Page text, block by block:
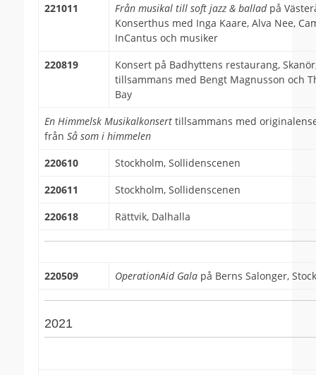
221011
Från musikal till soft jazz & balladpå
Konserthus med Inga Kaare, Alva Nee,
InCantus och musiker
220819
Konsert på Badhyttens restaurang,
tillsammans med Bengt Magnusson och
Bay
En Himmelsk Musikalkonsert tillsammans med
från Så som i himmelen
220610
Stockholm, Sollidenscenen
220611
Stockholm, Sollidenscenen
220618
Rättvik, Dalhalla
220509 OperationAid Gala på Berns Salonger,
2021